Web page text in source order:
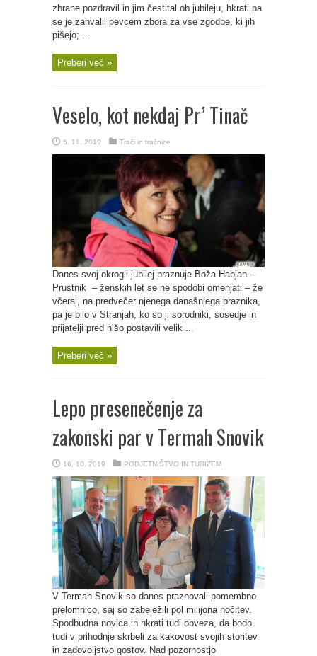
zbrane pozdravil in jim čestital ob jubileju, hkrati pa
se je zahvalil pevcem zbora za vse zgodbe, ki jih
pišejo; ...
Preberi več »
Veselo, kot nekdaj Pr’ Tinač
6. 11. 2019 Trači in tračnice
Danes svoj okrogli jubilej praznuje Boža Habjan –
Prustnik – ženskih let se ne spodobi omenjati – že
včeraj, na predvečer njenega današnjega praznika,
pa je bilo v Stranjah, ko so ji sorodniki, sosedje in
prijatelji pred hišo postavili velik ...
Preberi več »
Lepo presenečenje za
zakonski par v Termah Snovik
16. 10. 2019 PODJETNIŠTVO IN TURIZEM
V Termah Snovik so danes praznovali pomembno
prelomnico, saj so zabeležili pol milijona nočitev.
Spodbudna novica in hkrati tudi obveza, da bodo
tudi v prihodnje skrbeli za kakovost svojih storitev
in zadovoljstvo gostov. Nad pozornostjo